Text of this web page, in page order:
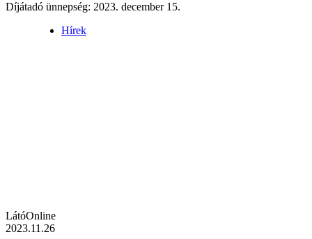
Díjátadó ünnepség: 2023. december 15.
Hírek
LátóOnline
2023.11.26